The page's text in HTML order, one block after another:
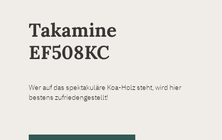
Takamine
EF508KC
Wer auf das spektakuläre Koa-Holz steht, wird hier
bestens zufriedengestellt!